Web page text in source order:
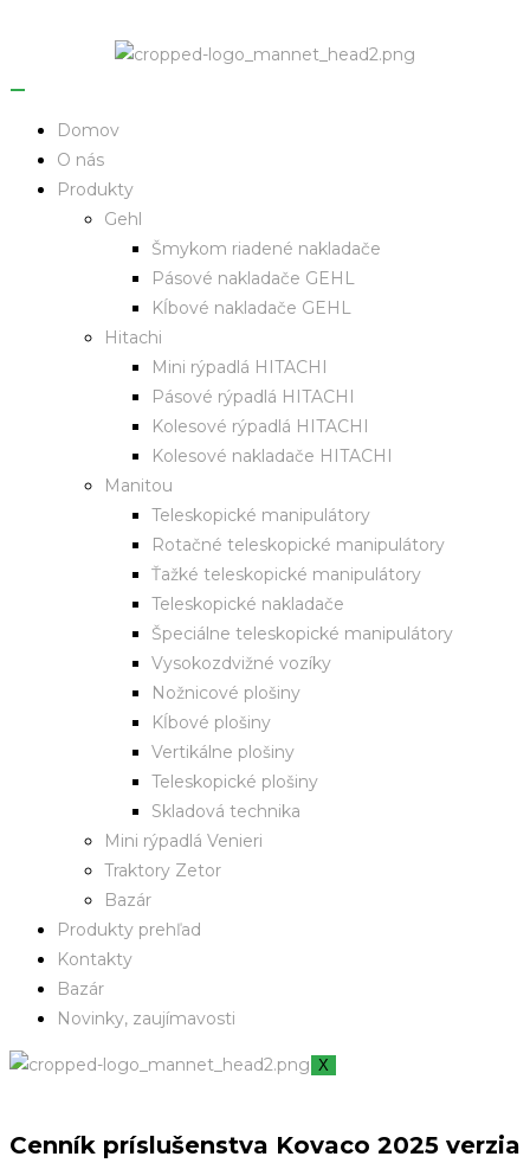
Domov
O nás
Produkty
Gehl
Šmykom riadené nakladače
Pásové nakladače GEHL
Kĺbové nakladače GEHL
Hitachi
Mini rýpadlá HITACHI
Pásové rýpadlá HITACHI
Kolesové rýpadlá HITACHI
Kolesové nakladače HITACHI
Manitou
Teleskopické manipulátory
Rotačné teleskopické manipulátory
Ťažké teleskopické manipulátory
Teleskopické nakladače
Špeciálne teleskopické manipulátory
Vysokozdvižné vozíky
Nožnicové plošiny
Kĺbové plošiny
Vertikálne plošiny
Teleskopické plošiny
Skladová technika
Mini rýpadlá Venieri
Traktory Zetor
Bazár
Produkty prehľad
Kontakty
Bazár
Novinky, zaujímavosti
X
Cenník príslušenstva Kovaco 2025 verzia